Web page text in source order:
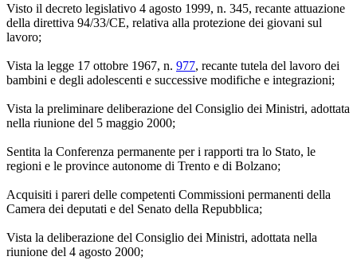
Visto il decreto legislativo 4 agosto 1999, n. 345, recante attuazione
della direttiva 94/33/CE, relativa alla protezione dei giovani sul
lavoro;
Vista la legge 17 ottobre 1967, n. 977, recante tutela del lavoro dei
bambini e degli adolescenti e successive modifiche e integrazioni;
Vista la preliminare deliberazione del Consiglio dei Ministri, adottata
nella riunione del 5 maggio 2000;
Sentita la Conferenza permanente per i rapporti tra lo Stato, le
regioni e le province autonome di Trento e di Bolzano;
Acquisiti i pareri delle competenti Commissioni permanenti della
Camera dei deputati e del Senato della Repubblica;
Vista la deliberazione del Consiglio dei Ministri, adottata nella
riunione del 4 agosto 2000;